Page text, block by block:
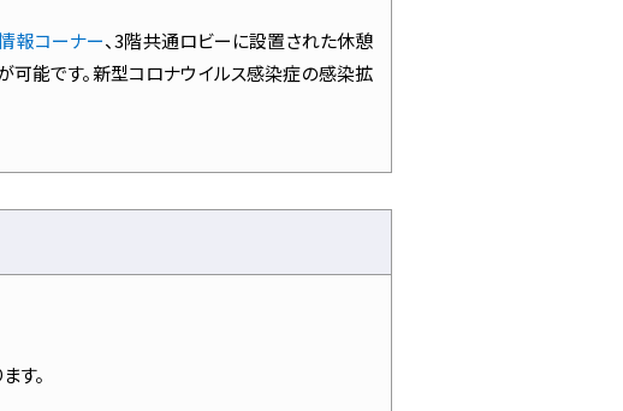
報コーナー、3階共通ロビーに設置された休憩
可能です。新型コロナウイルス感染症の感染拡
す。